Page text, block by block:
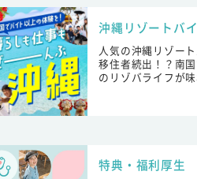
沖縄リゾートバ
人気の沖縄リゾート
移住者続出！？南
のリゾバライフが味
特典・福利厚生